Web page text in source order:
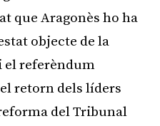
que Aragonès ho ha
objecte de la
el referèndum
retorn dels líders
del Tribunal